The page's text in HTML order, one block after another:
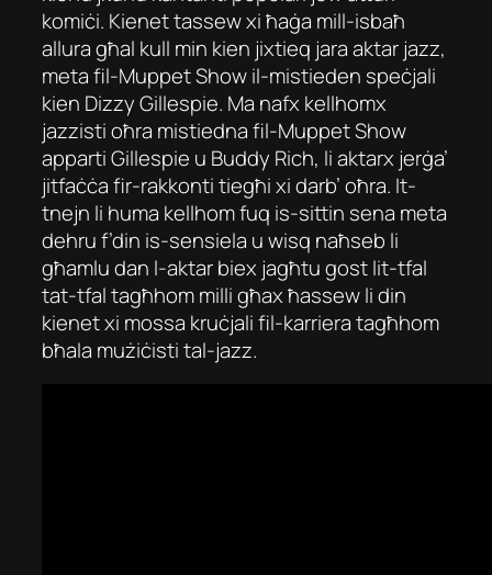
komiċi. Kienet tassew xi ħaġa mill-isbaħ
allura għal kull min kien jixtieq jara aktar jazz,
meta fil-Muppet Show il-mistieden speċjali
kien Dizzy Gillespie. Ma nafx kellhomx
jazzisti oħra mistiedna fil-Muppet Show
apparti Gillespie u Buddy Rich, li aktarx jerġa’
jitfaċċa fir-rakkonti tiegħi xi darb’ oħra. It-
tnejn li huma kellhom fuq is-sittin sena meta
dehru f’din is-sensiela u wisq naħseb li
għamlu dan l-aktar biex jagħtu gost lit-tfal
tat-tfal tagħhom milli għax ħassew li din
kienet xi mossa kruċjali fil-karriera tagħhom
bħala mużiċisti tal-jazz.